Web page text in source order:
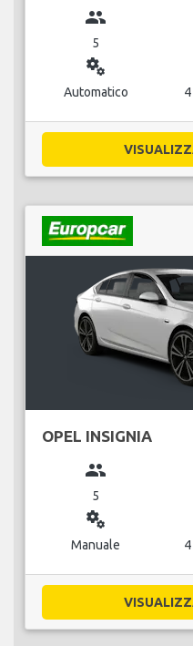
group
5
miscellaneous_services
Automatico
OPEL INSIGNIA
group
5
miscellaneous_services
Manuale